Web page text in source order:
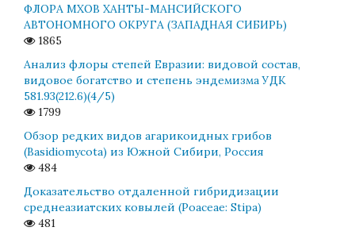
ФЛОРА МХОВ ХАНТЫ-МАНСИЙСКОГО
АВТОНОМНОГО ОКРУГА (ЗАПАДНАЯ СИБИРЬ)
1865
Анализ флоры степей Евразии: видовой состав,
видовое богатство и степень эндемизма УДК
581.93(212.6)(4/5)
1799
Обзор редких видов агарикоидных грибов
(Basidiomycota) из Южной Сибири, Россия
484
Доказательство отдаленной гибридизации
среднеазиатских ковылей (Poaceae: Stipa)
481